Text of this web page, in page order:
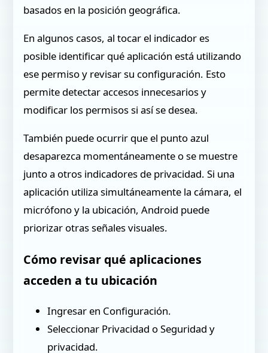
basados en la posición geográfica.
En algunos casos, al tocar el indicador es
posible identificar qué aplicación está utilizando
ese permiso y revisar su configuración. Esto
permite detectar accesos innecesarios y
modificar los permisos si así se desea.
También puede ocurrir que el punto azul
desaparezca momentáneamente o se muestre
junto a otros indicadores de privacidad. Si una
aplicación utiliza simultáneamente la cámara, el
micrófono y la ubicación, Android puede
priorizar otras señales visuales.
Cómo revisar qué aplicaciones
acceden a tu ubicación
Ingresar en Configuración.
Seleccionar Privacidad o Seguridad y
privacidad.